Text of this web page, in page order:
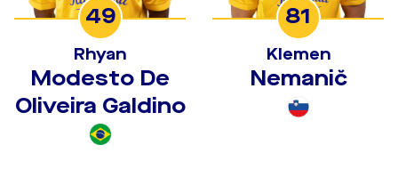
49
Rhyan
Modesto De
Oliveira Galdino
81
Klemen
Nemanič